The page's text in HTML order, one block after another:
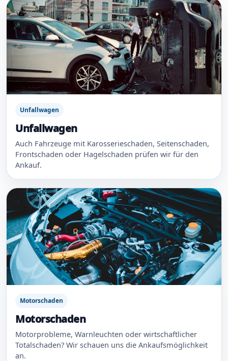
Unfallwagen
Unfallwagen
Auch Fahrzeuge mit Karosserieschaden, Seitenschaden,
Frontschaden oder Hagelschaden prüfen wir für den
Ankauf.
Motorschaden
Motorschaden
Motorprobleme, Warnleuchten oder wirtschaftlicher
Totalschaden? Wir schauen uns die Ankaufsmöglichkeit
an.